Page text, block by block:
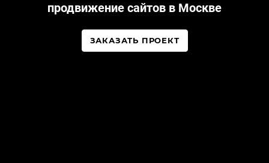
продвижение сайтов в Москве
ЗАКАЗАТЬ ПРОЕКТ